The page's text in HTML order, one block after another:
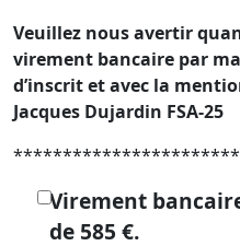
Veuillez nous avertir
virement bancaire par
d’inscrit et avec la
Jacques Dujardin FSA-25
Virement
de 585 €.